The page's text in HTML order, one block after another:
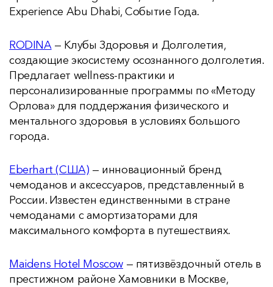
Experience Abu Dhabi, Событие Года.
RODINA— Клубы Здоровья и Долголетия,
создающие экосистему осознанного долголетия.
Предлагает wellness-практики и
персонализированные программы по «Методу
Орлова» для поддержания физического и
ментального здоровья в условиях большого
города.
Eberhart (США) — инновационный бренд
чемоданов и аксессуаров, представленный в
России. Известен единственными в стране
чемоданами с амортизаторами для
максимального комфорта в путешествиях.
Maidens Hotel Moscow — пятизвёздочный отель в
престижном районе Хамовники в Москве,